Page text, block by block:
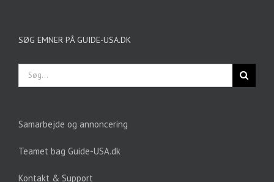
SØG EMNER PÅ GUIDE-USA.DK
Søg
efter:
Samarbejde og annoncering
Teamet bag Guide-USA.dk
Kontakt & Support